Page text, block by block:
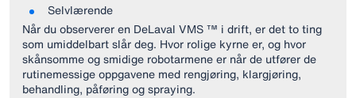
Selvlærende
Når du observerer en DeLaval VMS ™ i drift, er det to ting
som umiddelbart slår deg. Hvor rolige kyrne er, og hvor
skånsomme og smidige robotarmene er når de utfører de
rutinemessige oppgavene med rengjøring, klargjøring,
behandling, påføring og spraying.